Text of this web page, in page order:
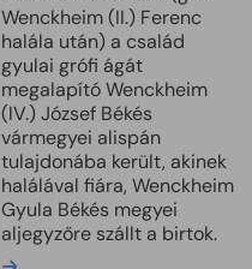
Wenckheim (II.) Ferenc
halála után) a család
gyulai grófi ágát
megalapító Wenckheim
(IV.) József Békés
vármegyei alispán
tulajdonába került, akinek
halálával fiára, Wenckheim
Gyula Békés megyei
aljegyzőre szállt a birtok.